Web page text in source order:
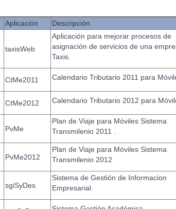
Aplicación Descripción
taxisWeb
Aplicación para mejorar procesos de
asignación de servicios de una
Taxis.
CtMe2011 Calendario Tributario 2011 para
CtMe2012 Calendario Tributario 2012 para
PvMe
Plan de Viaje para Móviles Sistema
Transmilenio 2011 .
PvMe2012
Plan de Viaje para Móviles Sistema
Transmilenio 2012
sgiSyDes
Sistema de Gestión de Informacion
Empresarial.